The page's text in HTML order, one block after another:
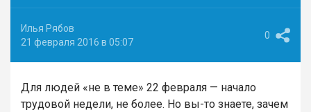
Илья Рябов
21 февраля 2016 в 05:07
0
Для людей «не в теме» 22 февраля — начало
трудовой недели, не более. Но вы-то знаете, зачем